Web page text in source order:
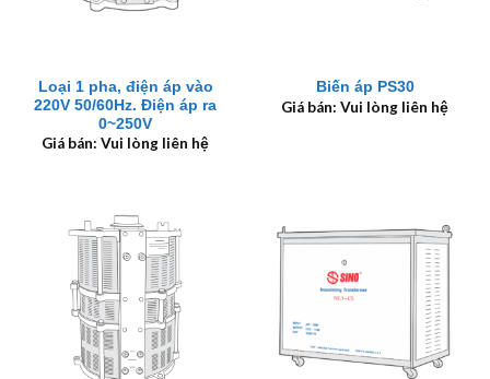
Loại 1 pha, điện áp vào
220V 50/60Hz. Điện áp ra
0~250V
Giá bán: Vui lòng liên hệ
Biến áp PS30
Giá bán: Vui lòng liên hệ